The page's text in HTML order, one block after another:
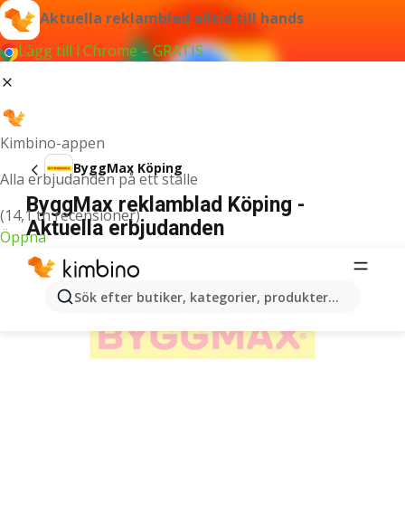
Aktuella reklamblad alltid till hands
Lägg till i Chrome – GRATIS
Kimbino-appen
Alla erbjudanden på ett ställe
(14,1 tn recensioner)
Öppna
Sök efter butiker, kategorier, produkter...
ByggMax Köping
ByggMax reklamblad Köping -
Aktuella erbjudanden